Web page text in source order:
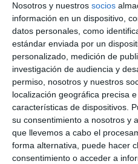
Nosotros y nuestros socios
información en un dispositivo,
datos personales, como
estándar enviada por un
personalizado, medición de
investigación de audiencia y
permiso, nosotros y nuestros
localización geográfica precisa
características de dispositivos.
su consentimiento a nosotros y
que llevemos a cabo el
forma alternativa, puede hacer
consentimiento o acceder a
Mijas es el
50.000
número
de
casos
ACTUALIDAD
Mijas
baja y
incidencia
ACTUALIDAD